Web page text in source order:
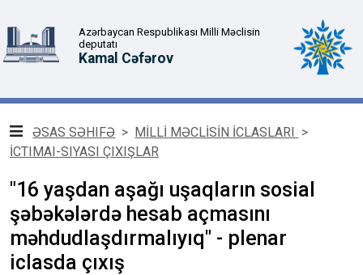
Azərbaycan Respublikası Milli Məclisin
deputatı
Kamal Cəfərov
ƏSAS SƏHIFƏ > MİLLİ MƏCLİSİN İCLASLARI >
İCTIMAI-SIYASI ÇIXIŞLAR
"16 yaşdan aşağı uşaqların sosial
şəbəkələrdə hesab açmasını
məhdudlaşdırmalıyıq" - plenar
iclasda çıxış